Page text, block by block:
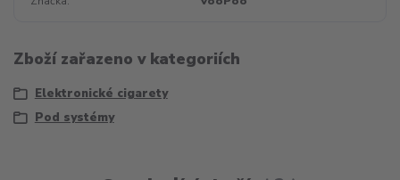
Zboží zařazeno v kategoriích
Elektronické cigarety
Pod systémy